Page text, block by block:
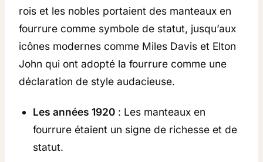
rois et les nobles portaient des manteaux en
fourrure comme symbole de statut, jusqu’aux
icônes modernes comme Miles Davis et Elton
John qui ont adopté la fourrure comme une
déclaration de style audacieuse.
Les années 1920 : Les manteaux en
fourrure étaient un signe de richesse et de
statut.